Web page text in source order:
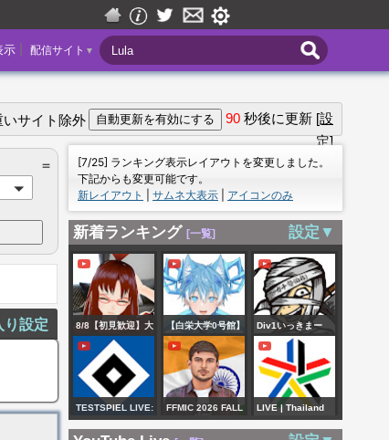
配信サイト ▼
示
いサイト除外 90 秒後に更新 [設
定]
＝
り設定
[7/25] ランキング表示レイアウトを変更しました。
下記からも変更可能です。
新レイアウト
サムネ大表示 アイコンのみ
新着ランキング [一覧] 設定▼
8/8【初見歓迎】大
阪兵庫の移動式ラ
イブカメラ - 遠藤ま
りな教団 車載ライ
ブ配信【自作PC雑
談】
【白栄大学0号館】
EP2 夏だからホラ
ゲでご主人様を涼
ませないといけな
いわん...... #vtuber
Div1いっきまー
す!!!
【eFootball2026】
TESTSPIEL LIVE:
HAMBURGER SV
FFMIC 2026 FALL
GRP-C WATCH
LIVE | Thailand
(THA) vs Myanmar